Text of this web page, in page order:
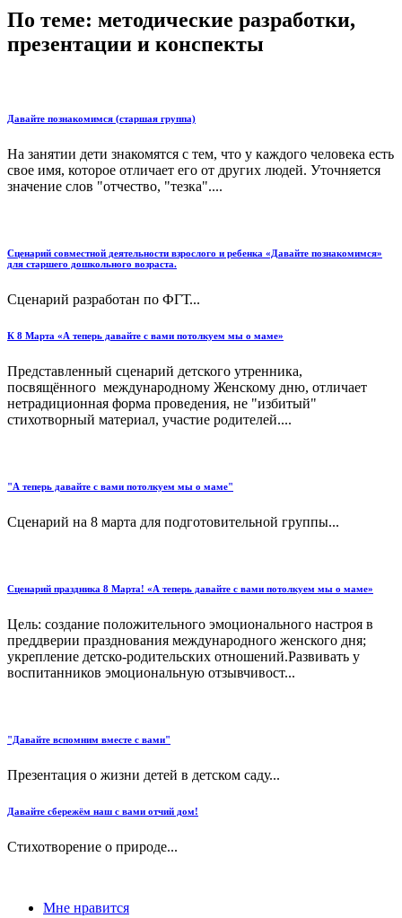
По теме: методические разработки,
презентации и конспекты
Давайте познакомимся (старшая группа)
На занятии дети знакомятся с тем, что у каждого человека есть
свое имя, которое отличает его от других людей. Уточняется
значение слов "отчество, "тезка"....
Сценарий совместной деятельности взрослого и ребенка «Давайте познакомимся»
для старшего дошкольного возраста.
Сценарий разработан по ФГТ...
К 8 Марта «А теперь давайте с вами потолкуем мы о маме»
Представленный cценарий детского утренника,
посвящённого международному Женскому дню, отличает
нетрадиционная форма проведения, не "избитый"
стихотворный материал, участие родителей....
"А теперь давайте с вами потолкуем мы о маме"
Сценарий на 8 марта для подготовительной группы...
Сценарий праздника 8 Марта! «А теперь давайте с вами потолкуем мы о маме»
Цель: создание положительного эмоционального настроя в
преддверии празднования международного женского дня;
укрепление детско-родительских отношений.Развивать у
воспитанников эмоциональную отзывчивост...
"Давайте вспомним вместе с вами"
Презентация о жизни детей в детском саду...
Давайте сбережём наш с вами отчий дом!
Стихотворение о природе...
Мне нравится